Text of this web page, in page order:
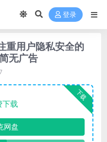
登录
重用户隐私安全的
无广告
下载
下载
网盘